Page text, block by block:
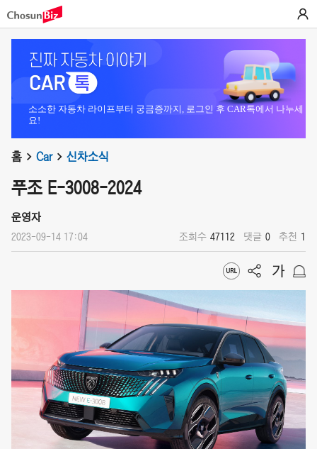
소소한 자동차 라이프부터 궁금증까지, 로그인 후 CAR톡에서 나누세
요!
홈 Car 신차소식
푸조 E-3008-2024
운영자
2023-09-14 17:04 조회수 47112 댓글 0 추천 1